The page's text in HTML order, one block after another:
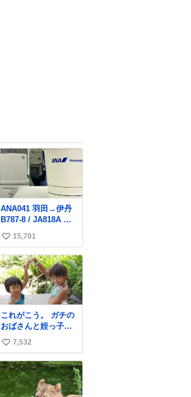
ANA041 羽田→伊丹
B787-8 / JA818A 使
用機到着遅れにつき
「安全に支障ない範
囲で1分1秒でも遅延
回復に努めておりま
す」と機長の気合い
十分！ が、フライト
は順調に進みすぎ…
「飛ばしすぎたせい
か現在奈良県上空で
の待機を命じられて
おります」 でコンソ
メスープ吹き出しそ
うになりましたw
い
い
ね
数
15,701
これがこう。 ガチの
おばさんと姪っ子で
す。 （身長抜かされ
ててしぬ笑） #ヤツ
ルギ12 #家族でヒロ
イン
い
い
ね
数
7,532